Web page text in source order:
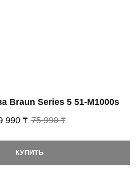
Braun Series 5 51-M1000s
990 ₸ 75 990 ₸
КУПИТЬ